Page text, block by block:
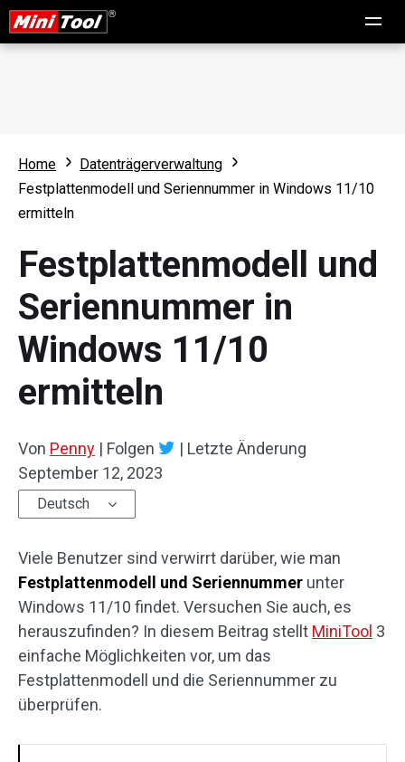
Home
Datenträgerverwaltung
Festplattenmodell und Seriennummer in Windows 11/10
ermitteln
Festplattenmodell und
Seriennummer in
Windows 11/10
ermitteln
Von Penny | Folgen | Letzte Änderung
September 12, 2023
Deutsch
Viele Benutzer sind verwirrt darüber, wie man
Festplattenmodell und Seriennummer unter
Windows 11/10 findet. Versuchen Sie auch, es
herauszufinden? In diesem Beitrag stellt MiniTool 3
einfache Möglichkeiten vor, um das
Festplattenmodell und die Seriennummer zu
überprüfen.